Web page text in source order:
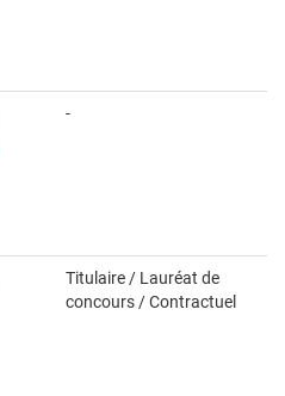
-
Titulaire / Lauréat de
concours / Contractuel